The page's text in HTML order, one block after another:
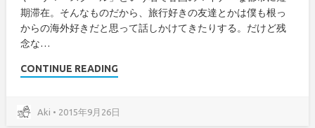
期滞在。そんなものだから、旅行好きの友達とかは僕も根っ
からの海外好きだと思って話しかけてきたりする。だけど残
念な…
CONTINUE READING
Aki • 2015年9月26日